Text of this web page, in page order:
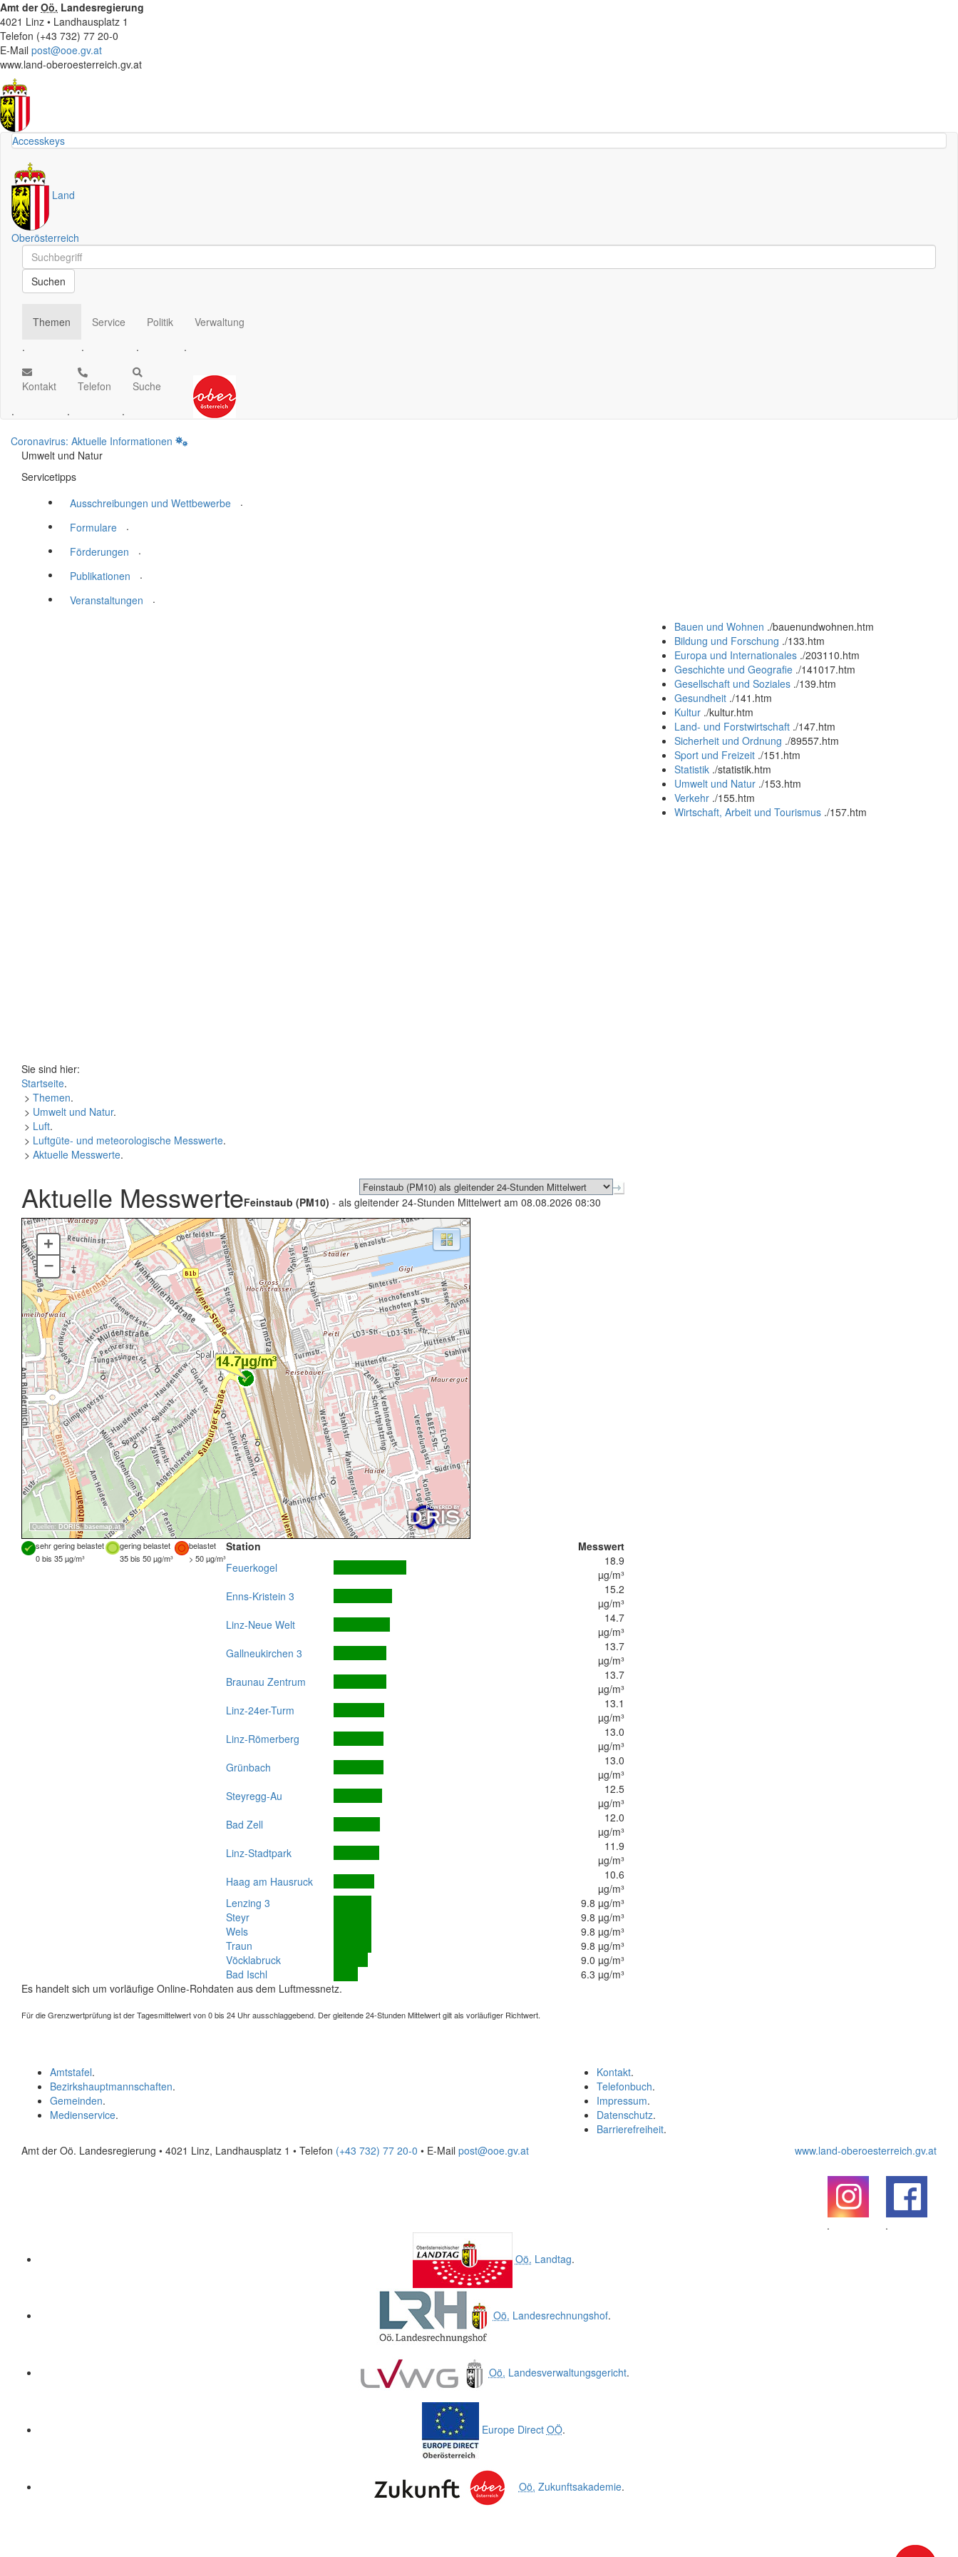
Amt derOö. Landesregierung
4021 Linz • Landhausplatz 1
Telefon (+43 732) 77 20-0
E-Mail post@ooe.gv.at
www.land-oberoesterreich.gv.at
Accesskeys
Land
Oberösterreich
Schnellsuche
Schnellsuche
Suchen
Themen
.
Service
.
Politik
.
Verwaltung
.
Kontakt
.
Telefon
.
Suche
.
Coronavirus: Aktuelle Informationen
Umwelt und Natur
Servicetipps
Ausschreibungen und Wettbewerbe
.
Formulare
.
Förderungen
.
Publikationen
.
Veranstaltungen
.
Bauen und Wohnen ./bauenundwohnen.htm
Bildung und Forschung ./133.htm
Europa und Internationales ./203110.htm
Geschichte und Geografie ./141017.htm
Gesellschaft und Soziales ./139.htm
Gesundheit ./141.htm
Kultur ./kultur.htm
Land- und Forstwirtschaft ./147.htm
Sicherheit und Ordnung ./89557.htm
Sport und Freizeit ./151.htm
Statistik ./statistik.htm
Umwelt und Natur ./153.htm
Verkehr ./155.htm
Wirtschaft, Arbeit und Tourismus ./157.htm
Sie sind hier:
Startseite.
> Themen.
> Umwelt und Natur.
> Luft.
> Luftgüte- und meteorologische Messwerte.
> Aktuelle Messwerte.
Aktuelle MesswerteFeinstaub (PM10) - als gleitender 24-Stunden Mittelwert am 08.08.2026 08:30
Quellen: DORIS, basemap.at
+
–
sehr gering belastet gering belastet
belastet
0 bis 35 µg/m³
35 bis 50 µg/m³ > 50 µg/m³
Station
Messwert
Feuerkogel
18.9
µg/m³
Enns-Kristein 3
15.2
µg/m³
Linz-Neue Welt
14.7
µg/m³
Gallneukirchen 3
13.7
µg/m³
Braunau Zentrum
13.7
µg/m³
Linz-24er-Turm
13.1
µg/m³
Linz-Römerberg
13.0
µg/m³
Grünbach
13.0
µg/m³
Steyregg-Au
12.5
µg/m³
Bad Zell
12.0
µg/m³
Linz-Stadtpark
11.9
µg/m³
Haag am Hausruck
10.6
µg/m³
Lenzing 3
9.8 µg/m³
Steyr
9.8 µg/m³
Wels
9.8 µg/m³
Traun
9.8 µg/m³
Vöcklabruck
9.0 µg/m³
Bad Ischl
6.3 µg/m³
Es handelt sich um vorläufige Online-Rohdaten aus dem Luftmessnetz.
Für die Grenzwertprüfung ist der Tagesmittelwert von 0 bis 24 Uhr ausschlaggebend. Der gleitende 24-Stunden Mittelwert gilt als vorläufiger Richtwert.
Kontakt.
Telefonbuch.
Impressum.
Datenschutz.
Barrierefreiheit.
Amtstafel.
Bezirkshauptmannschaften.
Gemeinden.
Medienservice.
Amt der Oö. Landesregierung • 4021 Linz, Landhausplatz 1 • Telefon (+43 732) 77 20-0 • E-Mail post@ooe.gv.at www.land-oberoesterreich.gv.at
.
.
Oö. Landtag.
Oö. Landesrechnungshof.
Oö. Landesverwaltungsgericht.
Europe Direct OÖ.
Oö. Zukunftsakademie.